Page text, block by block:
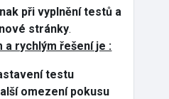
při vyplnění testů a
stránky.
a rychlým řešení je :
testu
omezení pokusu